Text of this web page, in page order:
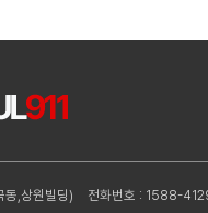
동,상원빌딩) 전화번호 : 1588-